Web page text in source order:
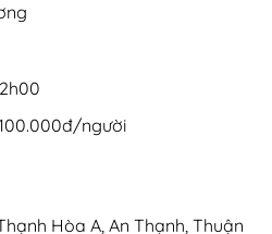
người
Hòa A, An Thạnh, Thuận